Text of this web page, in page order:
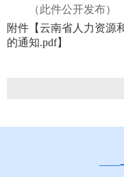
（此件公开发布）
附件【云南省人力资源
的通知.pdf】